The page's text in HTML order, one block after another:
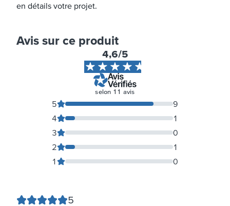
en détails votre projet.
Avis sur ce produit
4,6/5
selon 11 avis
1 0
2 1
3 0
4 1
5 9
5